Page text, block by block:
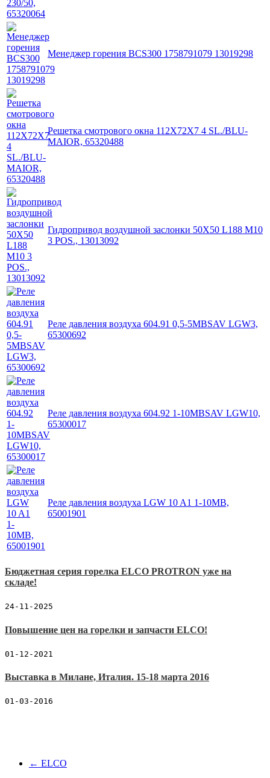
Менеджер горения BCS300 1758791079 13019298
Решетка смотрового окна 112X72X7 4 SL./BLU-
MAIOR, 65320488
Гидропривод воздушной заслонки 50X50 L188 M10
3 POS., 13013092
Реле давления воздуха 604.91 0,5-5MBSAV LGW3,
65300692
Реле давления воздуха 604.92 1-10MBSAV LGW10,
65300017
Реле давления воздуха LGW 10 A1 1-10MB,
65001901
Бюджетная серия горелка ELCO PROTRON уже на
складе!
24-11-2025
Повышение цен на горелки и запчасти ELCO!
01-12-2021
Выставка в Милане, Италия. 15-18 марта 2016
01-03-2016
← ELCO